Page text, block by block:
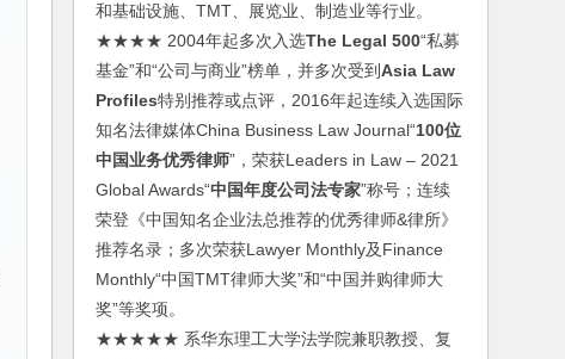
和基础设施、TMT、展览业、制造业等行业。
★★★★ 2004年起多次入选The Legal 500“私募
基金”和“公司与商业”榜单，并多次受到Asia Law
Profiles特别推荐或点评，2016年起连续入选国际
知名法律媒体China Business Law Journal“100位
中国业务优秀律师”，荣获Leaders in Law – 2021
Global Awards“中国年度公司法专家”称号；连续
荣登《中国知名企业法总推荐的优秀律师&律所》
推荐名录；多次荣获Lawyer Monthly及Finance
Monthly“中国TMT律师大奖”和“中国并购律师大
奖”等奖项。
★★★★★ 系华东理工大学法学院兼职教授、复